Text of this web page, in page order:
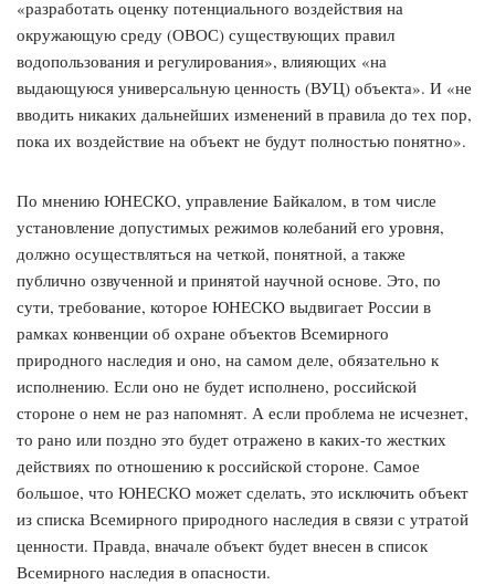
«разработать оценку потенциального воздействия на
окружающую среду (ОВОС) существующих правил
водопользования и регулирования», влияющих «на
выдающуюся универсальную ценность (ВУЦ) объекта». И «не
вводить никаких дальнейших изменений в правила до тех пор,
пока их воздействие на объект не будут полностью понятно».
По мнению ЮНЕСКО, управление Байкалом, в том числе
установление допустимых режимов колебаний его уровня,
должно осуществляться на четкой, понятной, а также
публично озвученной и принятой научной основе. Это, по
сути, требование, которое ЮНЕСКО выдвигает России в
рамках конвенции об охране объектов Всемирного
природного наследия и оно, на самом деле, обязательно к
исполнению. Если оно не будет исполнено, российской
стороне о нем не раз напомнят. А если проблема не исчезнет,
то рано или поздно это будет отражено в каких-то жестких
действиях по отношению к российской стороне. Самое
большое, что ЮНЕСКО может сделать, это исключить объект
из списка Всемирного природного наследия в связи с утратой
ценности. Правда, вначале объект будет внесен в список
Всемирного наследия в опасности.